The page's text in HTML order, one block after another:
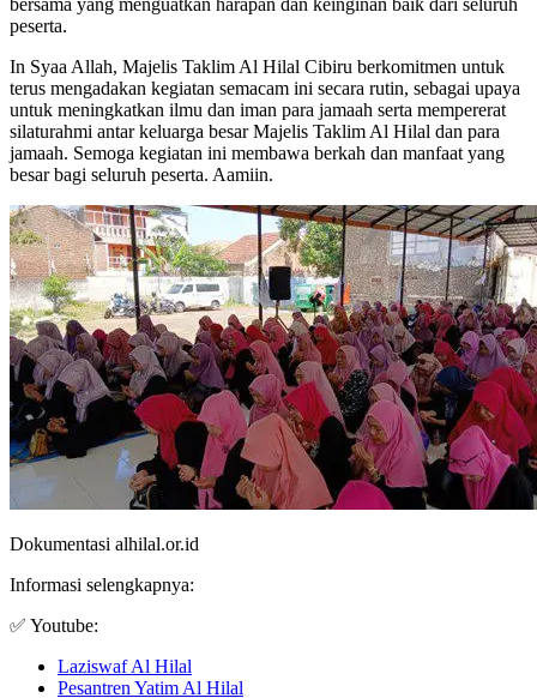
bersama yang menguatkan harapan dan keinginan baik dari seluruh
peserta.
In Syaa Allah, Majelis Taklim Al Hilal Cibiru berkomitmen untuk
terus mengadakan kegiatan semacam ini secara rutin, sebagai upaya
untuk meningkatkan ilmu dan iman para jamaah serta mempererat
silaturahmi antar keluarga besar Majelis Taklim Al Hilal dan para
jamaah. Semoga kegiatan ini membawa berkah dan manfaat yang
besar bagi seluruh peserta. Aamiin.
Dokumentasi alhilal.or.id
Informasi selengkapnya:
✅ Youtube:
Laziswaf Al Hilal
Pesantren Yatim Al Hilal